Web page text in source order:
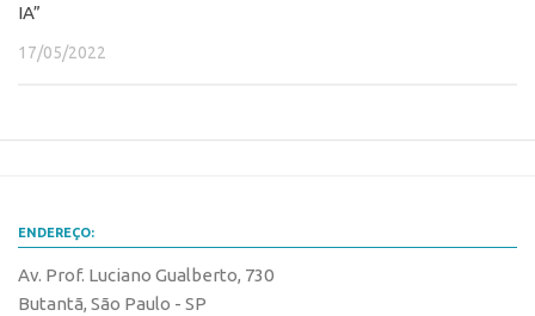
Bolsas
Pesquisa
EMBRAPIIs
IA”
17/05/2022
ENDEREÇO:
Av. Prof. Luciano Gualberto, 730
Butantã, São Paulo - SP